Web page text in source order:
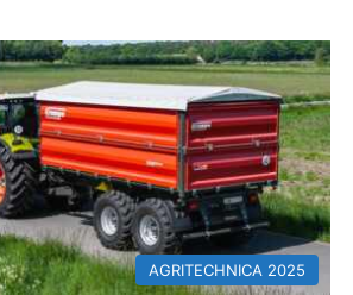
AGRITECHNICA 2025